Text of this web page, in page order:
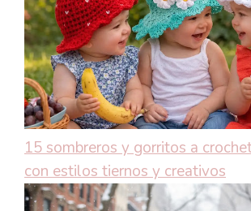
15 sombreros y gorritos a
con estilos tiernos y creativos